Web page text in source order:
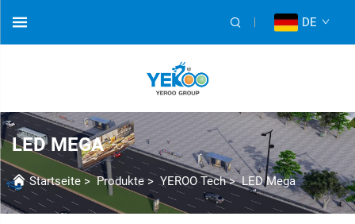
DE
LED MEGA
Startseite >Produkte>YEROO Tech>LED Mega